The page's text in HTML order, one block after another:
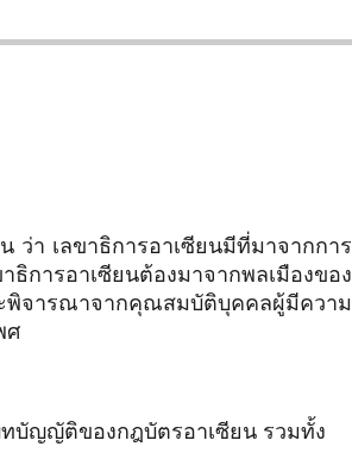
า เลขาธิการอาเซียนมีที่มาจากการ
การอาเซียนต้องมาจากพลเมืองของ
พิจารณาจากคุณสมบัติบุคคลผู้มีความ
ศ
ญญัติของกฎบัตรอาเซียน รวมทั้ง